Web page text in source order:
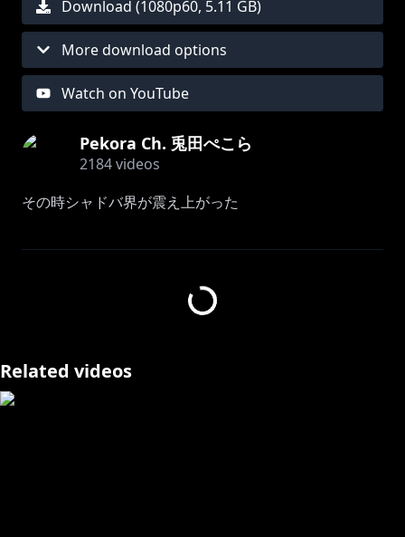
Download (1080p60, 5.11 GB)
More download options
Watch on YouTube
Pekora Ch. 兎田ぺこら
2184videos
その時シャドバ界が震え上がった
⋈ －－－－－－－－－－－－－－－－－－－－－⋈
https://twitter.com/usadapekora
Related videos